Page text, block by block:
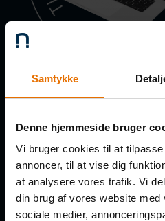
Samtykke
Denne hjemmeside bruger
Vi bruger cookies til at
annoncer, til at vise dig
at analysere vores trafik. Vi
din brug af vores website med
sociale medier,
indbakke
FORNAVN